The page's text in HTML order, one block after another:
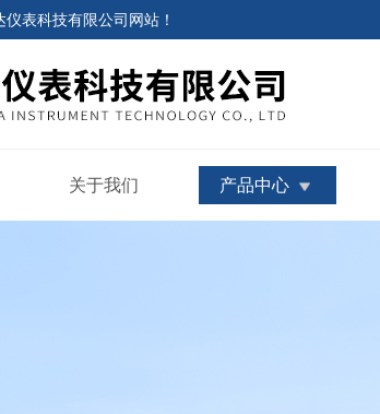
仪表科技有限公司网站 ！
关于我们 产品中心